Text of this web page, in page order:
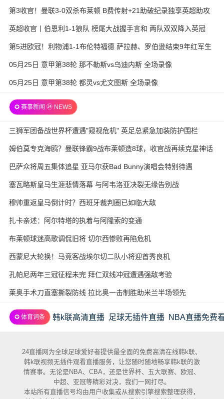
第3收官！曼联3-0双杀布莱顿 B费传射+21助破纪录独享英超助攻
王
英超收官丨伯恩利1-1狼队 榜尾大战握手言和 两队双双降入英冠
第5进欧冠！利物浦1-1布伦特福德 萨拉赫、罗伯逊结束9年红军生
05月25日 意甲第38轮 那不勒斯vs乌迪内斯 全场录像
05月25日 意甲第38轮 都灵vs尤文图斯 全场录像
✪ 赛事新闻 ㉔ NEWS
三狮军团备战世界杯遭遇"窥视危机" 英足总紧急加装防护围栏
姆伯莫专克海鸥？曼联锋霸9战布莱顿造8球，收官战再续克星神话
巴萨众将周五集体追星 亚马尔获Bad Bunny演唱会特别待遇
塞瓦略斯皇马生涯悲情落幕 与阿韦洛亚决裂无缘告别战
穆帅重返皇马倒计时？西班牙裁判圈已如临大敌
扎卡亲述：阿尔特塔的执着与阿隆索的变通
布莱顿球迷高歌调侃旧将 切尔西惨败再陷危机
西蒙尼大轮换！马竞客战埃尔切二队小将迎首秀良机
孔帕尼两年三冠征程未完 拜仁双线冲冠遭遇强敌考验
莱奥手术刀直塞撕裂防线 拉比奥一击制胜助米兰半场领先
✪ 体育词条 韩k联高清直播 足球无插件直播 NBA直播免费
24直播网为全球足球爱好者提供最全面的免费高清在线韩k联、
韩k联视频无插件观看直播服务，让您随时随地畅享韩k联的激
情赛事。无论是NBA、CBA，还是世界杯、五大联赛、欧冠、
中超、亚冠等精彩对决，我们一网打尽。
本站所有直播信号均由用户收集或从搜索引擎搜索整理获得，